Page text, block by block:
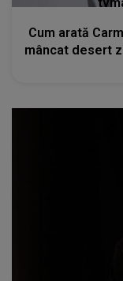
Cum arată
mâncat desert